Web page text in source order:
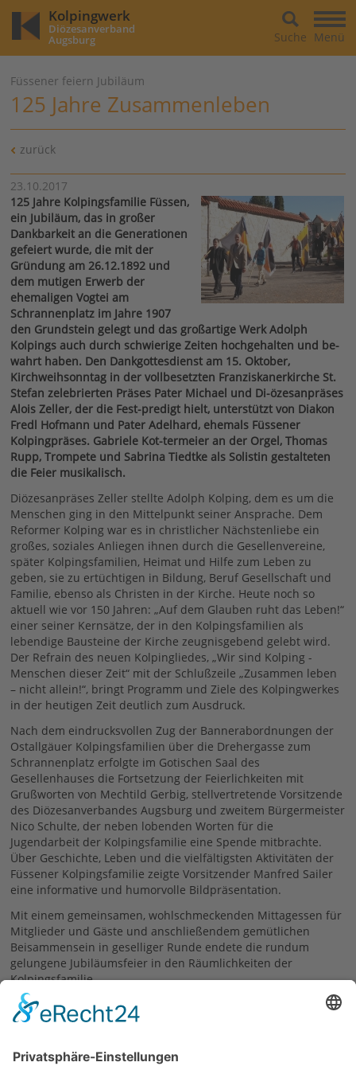
Kolpingwerk
Diözesanverband
Augsburg Menü
Suche
Füssener feiern Jubiläum
125 Jahre Zusammenleben
zurück
23.10.2017
125 Jahre Kolpingsfamilie Füssen,
ein Jubiläum, das in großer
Dankbarkeit an die Generationen
gefeiert wurde, die mit der
Gründung am 26.12.1892 und
dem mutigen Erwerb der
ehemaligen Vogtei am
Schrannenplatz im Jahre 1907
den Grundstein gelegt und das großartige Werk Adolph
Kolpings auch durch schwierige Zeiten hochgehalten und be-
wahrt haben. Den Dankgottesdienst am 15. Oktober,
Kirchweihsonntag in der vollbesetzten Franziskanerkirche St.
Stefan zelebrierten Präses Pater Michael und Di-özesanpräses
Alois Zeller, der die Fest-predigt hielt, unterstützt von Diakon
Fredl Hofmann und Pater Adelhard, ehemals Füssener
Kolpingpräses. Gabriele Kot-termeier an der Orgel, Thomas
Rupp, Trompete und Sabrina Tiedtke als Solistin gestalteten
die Feier musikalisch.
Diözesanpräses Zeller stellte Adolph Kolping, dem es um die
Menschen ging in den Mittelpunkt seiner Ansprache. Dem
Reformer Kolping war es in christlicher Nächstenliebe ein
großes, soziales Anliegen ihnen durch die Gesellenvereine,
später Kolpingsfamilien, Heimat und Hilfe zum Leben zu
geben, sie zu ertüchtigen in Bildung, Beruf Gesellschaft und
Familie, ebenso als Christen in der Kirche. Heute noch so
aktuell wie vor 150 Jahren: „Auf dem Glauben ruht das Leben!“
einer seiner Kernsätze, der in den Kolpingsfamilien als
lebendige Bausteine der Kirche zeugnisgebend gelebt wird.
Der Refrain des neuen Kolpingliedes, „Wir sind Kolping -
Menschen dieser Zeit“ mit der Schlußzeile „Zusammen leben
– nicht allein!“, bringt Programm und Ziele des Kolpingwerkes
in der heutigen Zeit deutlich zum Ausdruck.
Nach dem eindrucksvollen Zug der Bannerabordnungen der
Ostallgäuer Kolpingsfamilien über die Drehergasse zum
Schrannenplatz erfolgte im Gotischen Saal des
Gesellenhauses die Fortsetzung der Feierlichkeiten mit
Grußworten von Mechtild Gerbig, stellvertretende Vorsitzende
des Diözesanverbandes Augsburg und zweitem Bürgermeister
Nico Schulte, der neben lobenden Worten für die
Jugendarbeit der Kolpingsfamilie eine Spende mitbrachte.
Über Geschichte, Leben und die vielfältigsten Aktivitäten der
Füssener Kolpingsfamilie zeigte Vorsitzender Manfred Sailer
eine informative und humorvolle Bildpräsentation.
Mit einem gemeinsamen, wohlschmeckenden Mittagessen für
Mitglieder und Gäste und anschließendem gemütlichen
Beisammensein in geselliger Runde endete die rundum
gelungene Jubiläumsfeier in den Räumlichkeiten der
Kolpingsfamilie
Manfred Sailer
zurück